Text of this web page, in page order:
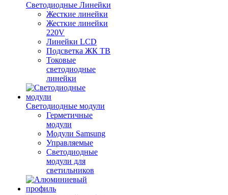
Светодиодные Линейки
Жесткие линейки
Жесткие линейки
220V
Линейки LCD
Подсветка ЖК ТВ
Токовые
светодиодные
линейки
Светодиодные модули
Герметичные
модули
Модули Samsung
Управляемые
Светодиодные
модули для
светильников